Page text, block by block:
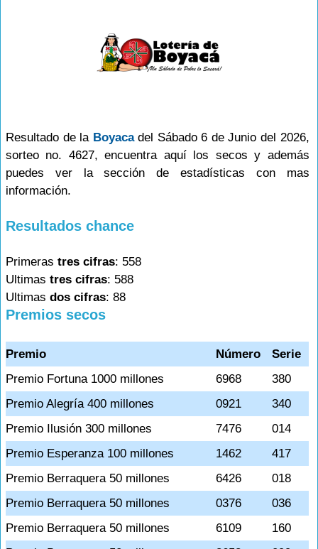
Resultado de la Boyacadel Sábado 6 de Junio del 2026,
sorteo no. 4627, encuentra aquí los secos y además
puedes ver la sección de estadísticas con mas
información.
Resultados chance
Primeras tres cifras: 558
Ultimas tres cifras: 588
Ultimas dos cifras: 88
Premios secos
Premio Número
Serie
Premio Fortuna 1000 millones
6968
380
Premio Alegría 400 millones
0921
340
Premio Ilusión 300 millones
7476
014
Premio Esperanza 100 millones
1462
417
Premio Berraquera 50 millones
6426
018
Premio Berraquera 50 millones
0376
036
Premio Berraquera 50 millones
6109
160